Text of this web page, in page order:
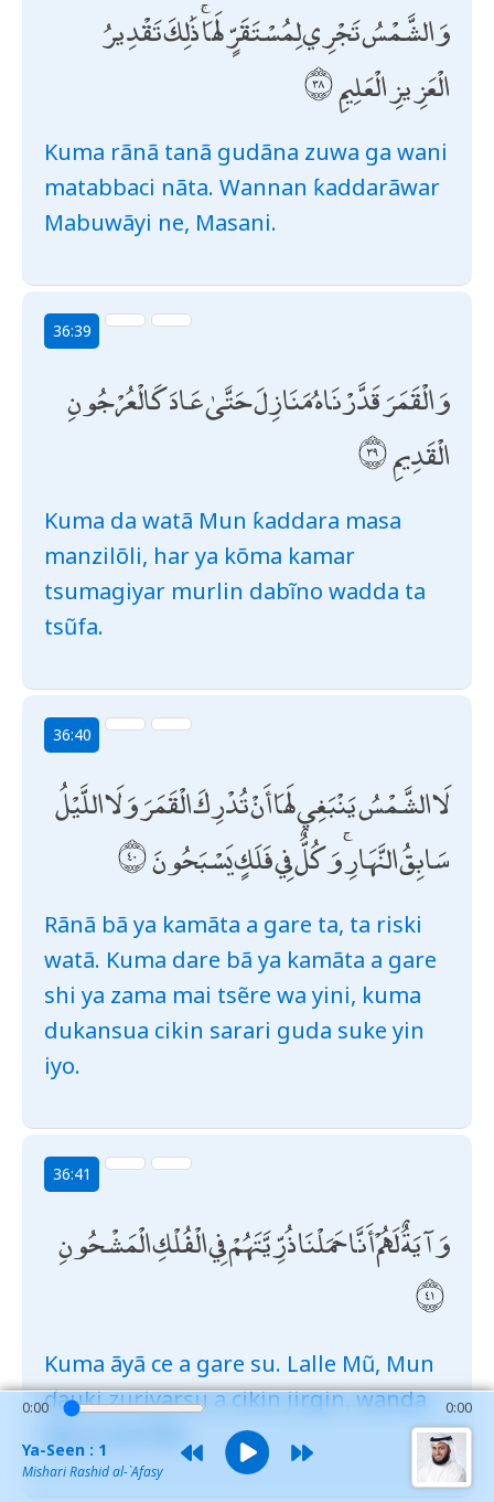
وَالشَّمْسُ تَجْرِي لِمُسْتَقَرٍّ لَهَا ۚ ذَٰلِكَ تَقْدِيرُ
الْعَزِيزِ الْعَلِيمِ
Kuma rãnã tanã gudãna zuwa ga wani
matabbaci nãta. Wannan ƙaddarãwar
Mabuwãyi ne, Masani.
36:39
وَالْقَمَرَ قَدَّرْنَاهُ مَنَازِلَ حَتَّىٰ عَادَ كَالْعُرْجُونِ
الْقَدِيمِ
Kuma da watã Mun ƙaddara masa
manzilõli, har ya kõma kamar
tsumagiyar murlin dabĩno wadda ta
tsũfa.
36:40
لَا الشَّمْسُ يَنْبَغِي لَهَا أَنْ تُدْرِكَ الْقَمَرَ وَلَا اللَّيْلُ
سَابِقُ النَّهَارِ ۚ وَكُلٌّ فِي فَلَكٍ يَسْبَحُونَ
Rãnã bã ya kamãta a gare ta, ta riski
watã. Kuma dare bã ya kamãta a gare
shi ya zama mai tsẽre wa yini, kuma
dukansua cikin sarari guda suke yin
iyo.
36:41
وَآيَةٌ لَهُمْ أَنَّا حَمَلْنَا ذُرِّيَّتَهُمْ فِي الْفُلْكِ الْمَشْحُونِ
Kuma ãyã ce a gare su. Lalle Mũ, Mun
ɗauki zuriyarsu a cikin jirgin, wanda
0:00 0:00
Ya-Seen : 1
Mishari Rashid al-`Afasy